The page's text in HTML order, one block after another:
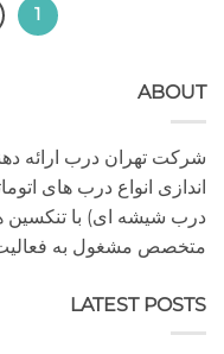
درب ارائه دهنده ی
انواع درب های اتوماتیک
ای) با تنکسین های
مشغول به فعالیت در
LATEST